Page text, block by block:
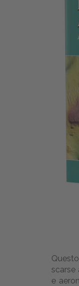
scarse
e